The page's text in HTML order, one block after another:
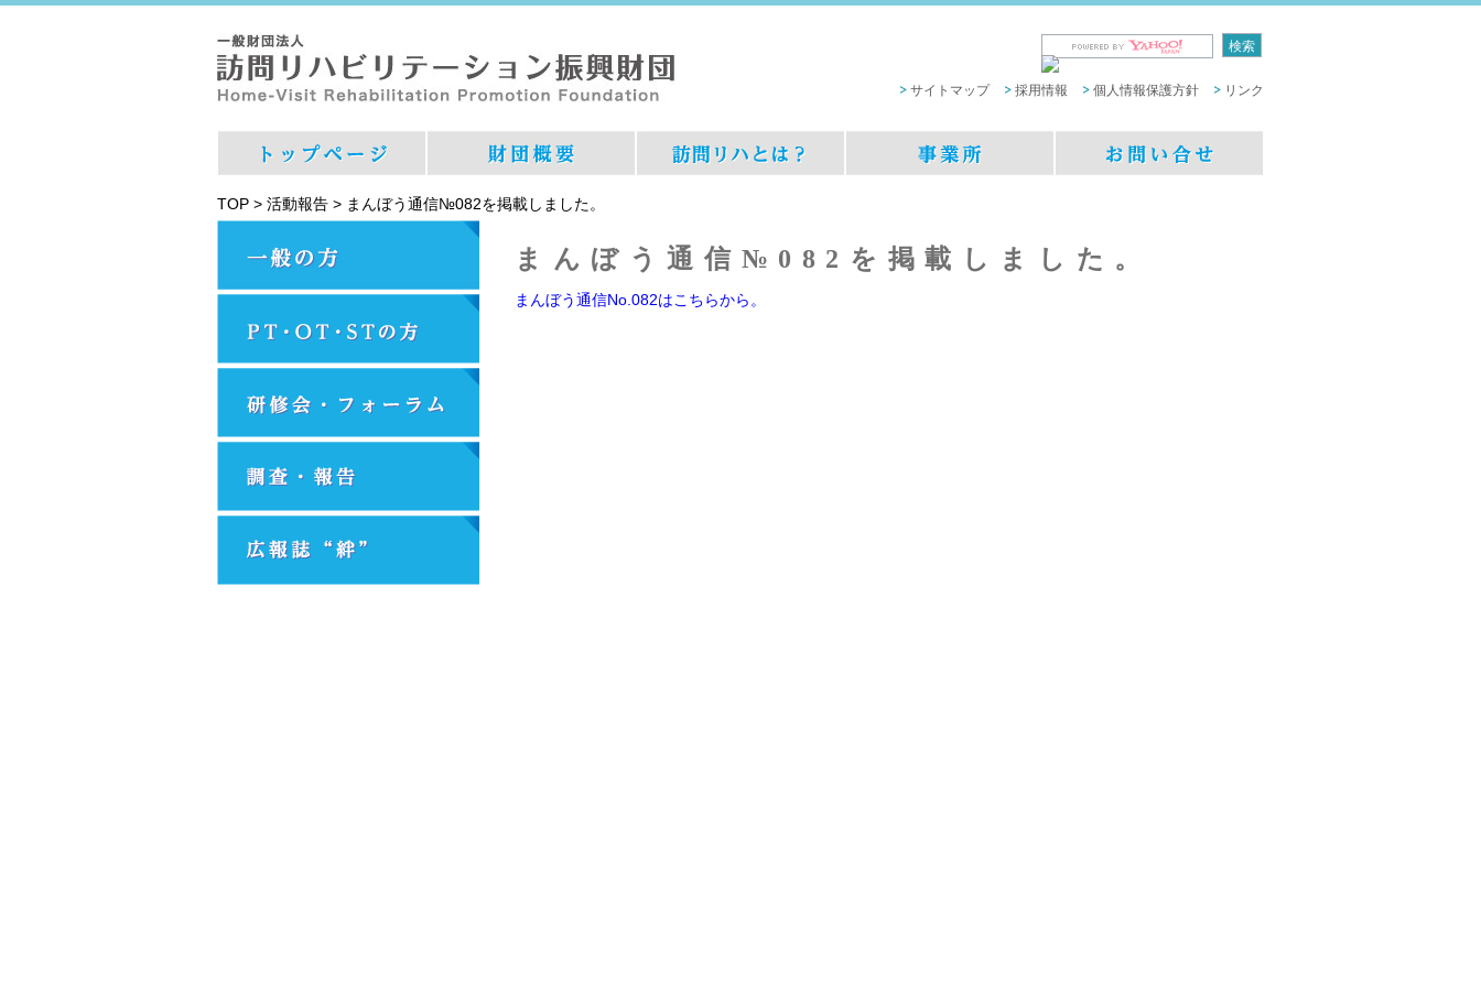
サイトマップ 採用情報 個人情報保護方針 リンク
TOP > 活動報告 > まんぼう通信№082を掲載しました。
まんぼう通信№082を掲載しました。
まんぼう通信No.082はこちらから。